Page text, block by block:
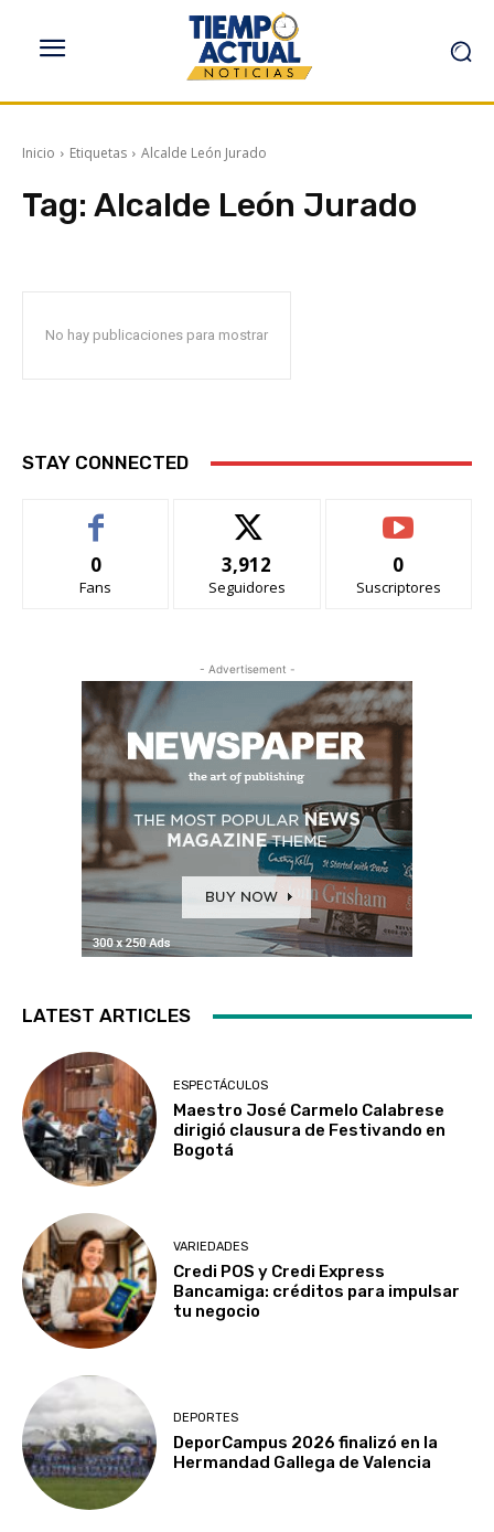
Inicio Etiquetas Alcalde León Jurado
Tag: Alcalde León Jurado
No hay publicaciones para mostrar
STAY CONNECTED
0
Fans
3,912
Seguidores
0
Suscriptores
- Advertisement -
LATEST ARTICLES
ESPECTÁCULOS
Maestro José Carmelo Calabrese
dirigió clausura de Festivando en
Bogotá
VARIEDADES
Credi POS y Credi Express
Bancamiga: créditos para impulsar
tu negocio
DEPORTES
DeporCampus 2026 finalizó en la
Hermandad Gallega de Valencia